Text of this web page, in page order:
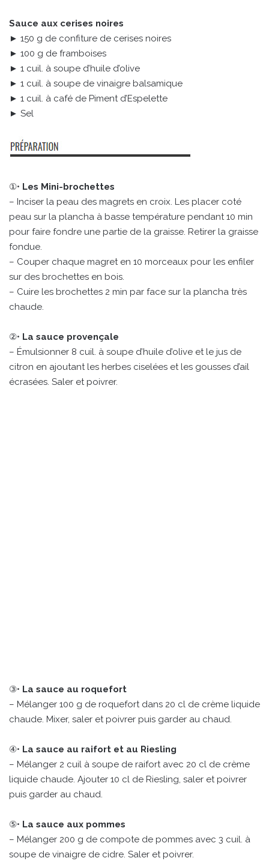
Sauce aux cerises noires
► 150 g de confiture de cerises noires
► 100 g de framboises
► 1 cuil. à soupe d’huile d’olive
► 1 cuil. à soupe de vinaigre balsamique
► 1 cuil. à café de Piment d’Espelette
► Sel
①• Les Mini-brochettes
– Inciser la peau des magrets en croix. Les placer coté
peau sur la plancha à basse température pendant 10 min
pour faire fondre une partie de la graisse. Retirer la graisse
fondue.
– Couper chaque magret en 10 morceaux pour les enfiler
sur des brochettes en bois.
– Cuire les brochettes 2 min par face sur la plancha très
chaude.
②• La sauce provençale
– Émulsionner 8 cuil. à soupe d’huile d’olive et le jus de
citron en ajoutant les herbes ciselées et les gousses d’ail
écrasées. Saler et poivrer.
③• La sauce au roquefort
– Mélanger 100 g de roquefort dans 20 cl de crème liquide
chaude. Mixer, saler et poivrer puis garder au chaud.
④• La sauce au raifort et au Riesling
– Mélanger 2 cuil à soupe de raifort avec 20 cl de crème
liquide chaude. Ajouter 10 cl de Riesling, saler et poivrer
puis garder au chaud.
⑤• La sauce aux pommes
– Mélanger 200 g de compote de pommes avec 3 cuil. à
soupe de vinaigre de cidre. Saler et poivrer.